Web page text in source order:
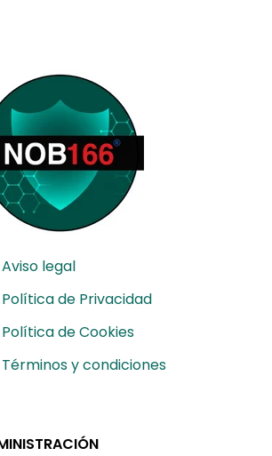
Aviso legal
Política de Privacidad
Política de Cookies
Términos y condiciones